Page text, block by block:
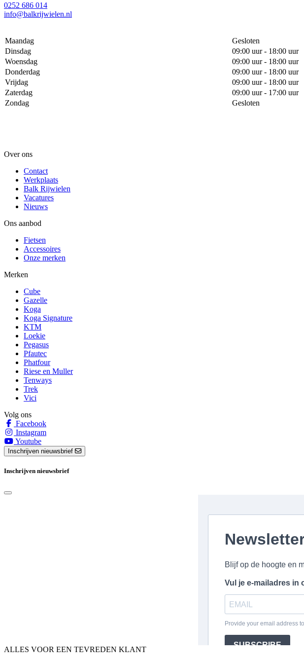
0252 686 014
info@balkrijwielen.nl
Maandag
Gesloten
Dinsdag
09:00 uur - 18:00 uur
Woensdag
09:00 uur - 18:00 uur
Donderdag
09:00 uur - 18:00 uur
Vrijdag
09:00 uur - 18:00 uur
Zaterdag
09:00 uur - 17:00 uur
Zondag
Gesloten
Over ons
Contact
Werkplaats
Balk Rijwielen
Vacatures
Nieuws
Ons aanbod
Fietsen
Accessoires
Onze merken
Merken
Cube
Gazelle
Koga
Koga Signature
KTM
Loekie
Pegasus
Pfautec
Phatfour
Riese en Muller
Tenways
Trek
Vici
Volg ons
Facebook
Instagram
Youtube
Inschrijven nieuwsbrief
Inschrijven nieuwsbrief
ALLES VOOR EEN TEVREDEN KLANT